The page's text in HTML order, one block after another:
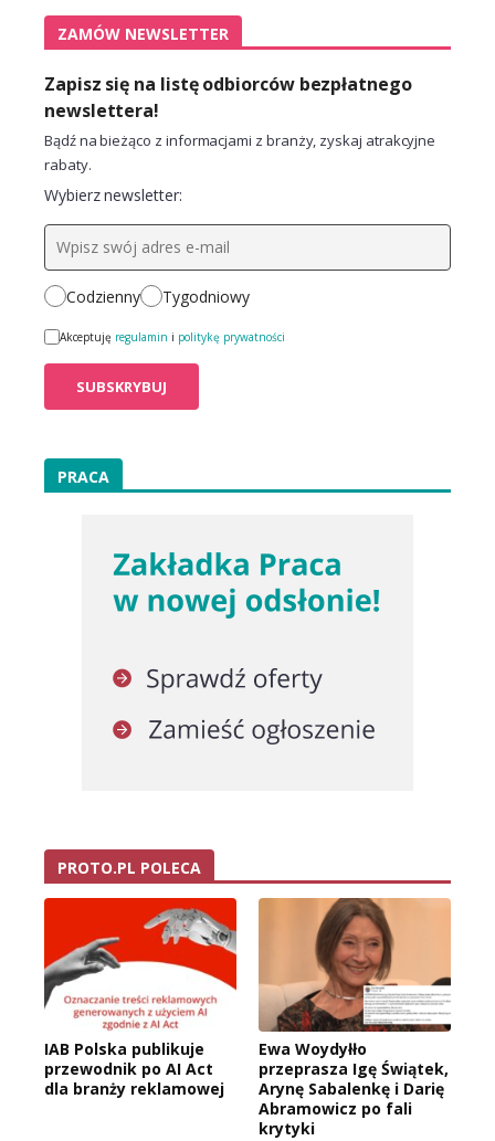
ZAMÓW NEWSLETTER
Zapisz się na listę odbiorców bezpłatnego
newslettera!
Bądź na bieżąco z informacjami z branży, zyskaj atrakcyjne
rabaty.
Wybierz newsletter:
Codzienny Tygodniowy
Akceptuję regulamin i politykę prywatności
PRACA
PROTO.PL POLECA
IAB Polska publikuje
przewodnik po AI Act
dla branży reklamowej
Ewa Woydyłło
przeprasza Igę Świątek,
Arynę Sabalenkę i Darię
Abramowicz po fali
krytyki